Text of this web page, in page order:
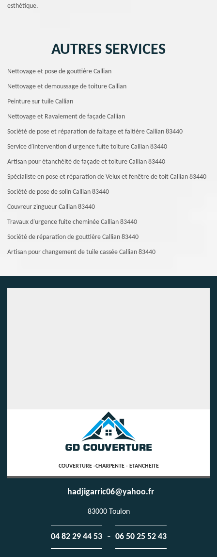
esthétique.
AUTRES SERVICES
Nettoyage et pose de gouttière Callian
Nettoyage et demoussage de toiture Callian
Peinture sur tuile Callian
Nettoyage et Ravalement de façade Callian
Société de pose et réparation de faitage et faitière Callian 83440
Service d'intervention d'urgence fuite toiture Callian 83440
Artisan pour étanchéité de façade et toiture Callian 83440
Spécialiste en pose et réparation de Velux et fenêtre de toit Callian 83440
Société de pose de solin Callian 83440
Couvreur zingueur Callian 83440
Travaux d'urgence fuite cheminée Callian 83440
Société de réparation de gouttière Callian 83440
Artisan pour changement de tuile cassée Callian 83440
COUVERTURE -CHARPENTE - ETANCHEITE
hadjigarric06@yahoo.fr
83000 Toulon
04 82 29 44 53 - 06 50 25 52 43